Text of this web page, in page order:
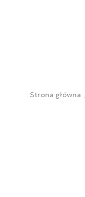
Strona główna